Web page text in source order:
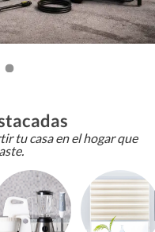
tu casa en el hogar que